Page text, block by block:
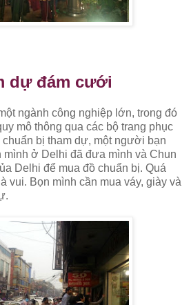
dự đám cưới
ngành công nghiệp lớn, trong đó
mô thông qua các bộ trang phục
bị tham dự, một người bạn
ở Delhi đã đưa mình và Chun
Delhi để mua đồ chuẩn bị. Quá
vui. Bọn mình cần mua váy, giày và